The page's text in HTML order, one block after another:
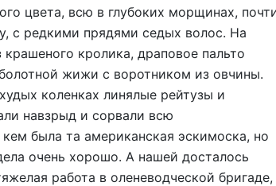
цвета, всю в глубоких морщинах,
с редкими прядями седых волос. На
кролика, драповое пальто
жижи с воротником из овчины.
коленках линялые рейтузы и
навзрыд и сорвали всю
была та американская эскимоска, но
очень хорошо. А нашей досталось
работа в оленеводческой бригаде,